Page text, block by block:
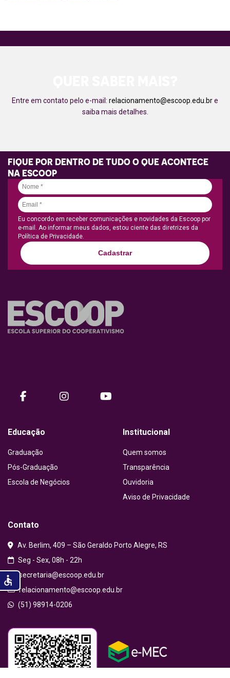
Entre em contato pelo e-mail: relacionamento@escoop.edu.bre
saiba mais detalhes.
FIQUE POR DENTRO DE TUDO O QUE ACONTECE
NA ESCOOP
Eu concordo em receber comunicações e novidades da Escoop por
e-mail. Ao informar meus dados, estou ciente das diretrizes da
Política de Privacidade.
Cadastrar
facebookinstagram
Educação
Graduação
Pós-Graduação
Escola de Negócios
Institucional
Quem somos
Transparência
Ouvidoria
Aviso de Privacidade
Contato
Av. Berlim, 409 – São Geraldo Porto Alegre, RS
Seg - Sex, 08h - 22h
secretaria@escoop.edu.br
relacionamento@escoop.edu.br
(51) 98914-0206
accessible